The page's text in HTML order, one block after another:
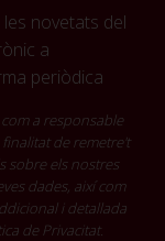
novetats del
a
periòdica
com a responsable
de remetre't
sobre els nostres
dades, així com
i detallada
de Privacitat.